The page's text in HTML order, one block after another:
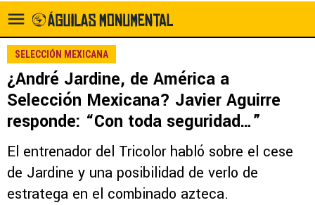
SELECCIÓN MEXICANA
¿André Jardine, de América a
Selección Mexicana? Javier Aguirre
responde: “Con toda seguridad…”
El entrenador del Tricolor habló sobre el cese
de Jardine y una posibilidad de verlo de
estratega en el combinado azteca.